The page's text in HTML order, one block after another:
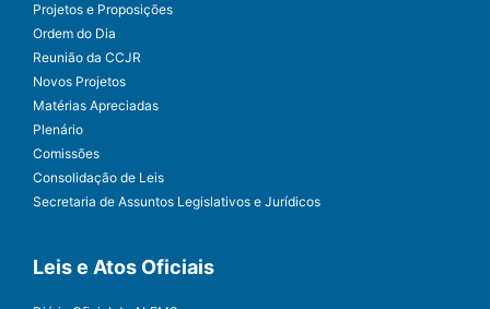
Projetos e Proposições
Ordem do Dia
Reunião da CCJR
Novos Projetos
Matérias Apreciadas
Plenário
Comissões
Consolidação de Leis
Secretaria de Assuntos Legislativos e Jurídicos
Leis e Atos Oficiais